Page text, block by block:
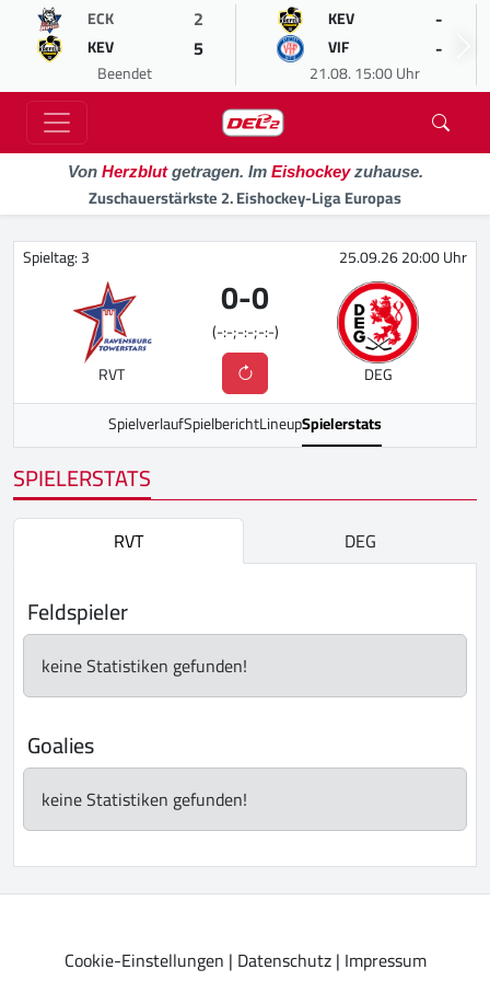
ECK 2
KEV 5
Beendet
KEV -
VIF -
21.08. 15:00 Uhr
Von Herzblutgetragen. Im Eishockeyzuhause.
Zuschauerstärkste 2. Eishockey-Liga Europas
Spieltag: 3 25.09.26 20:00 Uhr
RVT
0-0
(-:-;-:-;-:-)
DEG
SpielverlaufSpielberichtLineupSpielerstats
SPIELERSTATS
RVT DEG
Feldspieler
keine Statistiken gefunden!
Goalies
keine Statistiken gefunden!
Cookie-Einstellungen | Datenschutz| Impressum